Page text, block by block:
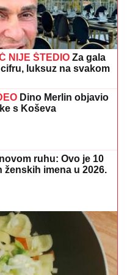
NIJE ŠTEDIO Za gala
luksuz na svakom
Dino Merlin objavio
s Koševa
ruhu: Ovo je 10
imena u 2026.